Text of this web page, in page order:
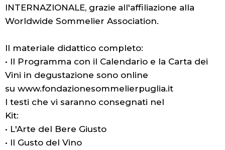
INTERNAZIONALE, grazie all'affiliazione alla
Worldwide Sommelier Association.
Il materiale didattico completo:
• Il Programma con il Calendario e la Carta dei
Vini in degustazione sono online
su www.fondazionesommelierpuglia.it
I testi che vi saranno consegnati nel
Kit:
• L'Arte del Bere Giusto
• Il Gusto del Vino